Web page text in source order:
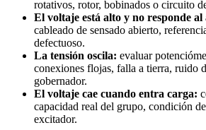
rotativos, rotor, bobinados o circuito
El voltaje está alto y no responde al
cableado de sensado abierto,
defectuoso.
La tensión oscila: evaluar
conexiones flojas, falla a tierra, ruido
gobernador.
El voltaje cae cuando entra carga:
capacidad real del grupo, condición
excitador.